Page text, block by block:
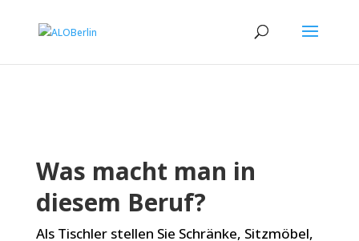
Was macht man in
diesem Beruf?
Als Tischler stellen Sie Schränke, Sitzmöbel,